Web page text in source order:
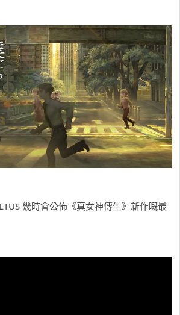
幾時會公佈《真女神傳生》新作嘅最